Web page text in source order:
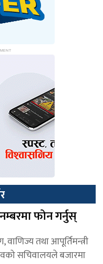
फोन गर्नुस्
वाणिज्य तथा आपूर्तिमन्त्री
सचिवालयले बजारमा